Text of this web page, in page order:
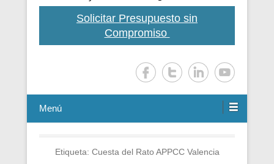
Solicitar Presupuesto sin
Compromiso
Menú
Etiqueta: Cuesta del Rato APPCC Valencia